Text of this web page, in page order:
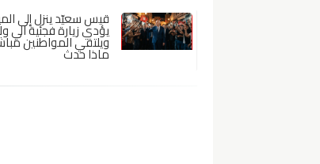
قيس سعيّد ينزل إلى
يؤدي زيارة فجئية الي
ويلتقي المواطنين
ماذا حدث